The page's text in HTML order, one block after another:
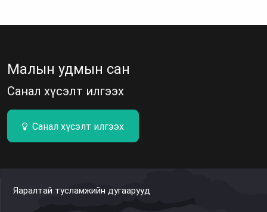
Малын удмын сан
Санал хүсэлт илгээх
Санал хүсэлт илгээх
Яаралтай тусламжийн дугаарууд